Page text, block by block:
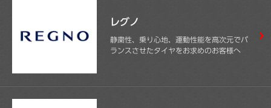
レグノ
静粛性、乗り心地、運動性能を高次元でバ
ランスさせたタイヤをお求めのお客様へ